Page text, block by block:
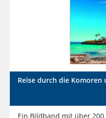
Reise durch die
Ein Bildband mit über